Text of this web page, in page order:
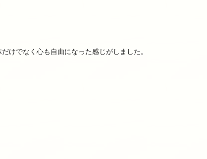
けでなく心も自由になった感じがしました。